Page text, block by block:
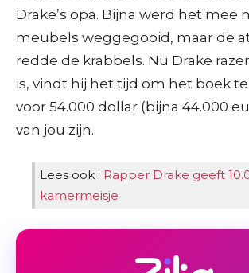
Drake’s opa. Bijna werd het mee
meubels weggegooid, maar de
redde de krabbels. Nu Drake
is, vindt hij het tijd om het boek
voor 54.000 dollar (bijna 44.000
van jou zijn.
Lees ook : Rapper Drake geeft
kamermeisje